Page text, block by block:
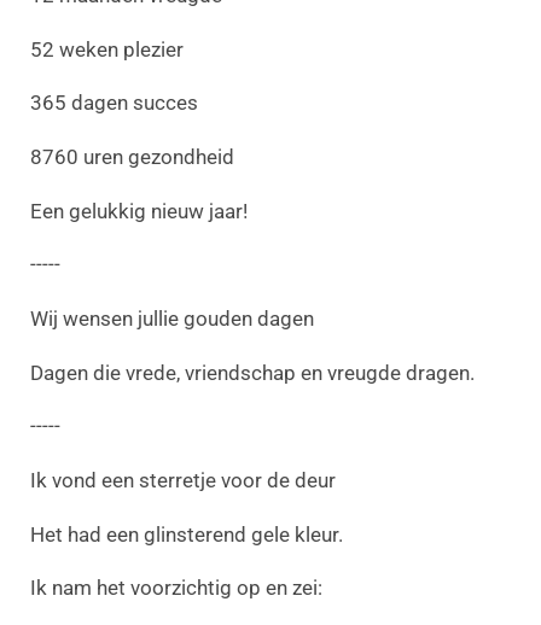
52 weken plezier
365 dagen succes
8760 uren gezondheid
Een gelukkig nieuw jaar!
-----
Wij wensen jullie gouden dagen
Dagen die vrede, vriendschap en vreugde dragen.
-----
Ik vond een sterretje voor de deur
Het had een glinsterend gele kleur.
Ik nam het voorzichtig op en zei: